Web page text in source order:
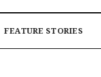
FEATURE STORIES